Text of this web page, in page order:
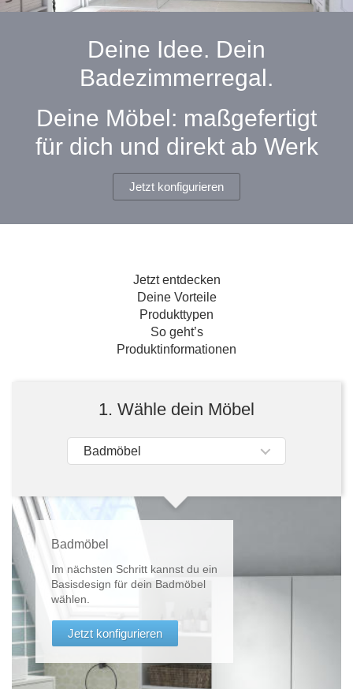
Schuhschrank
Hängeschrank
Hängeboard
TV-Möbel
Sideboard
Massivholz
Badregal
SpiegelschrankPolstermöbel
Sofa
Sessel
Hocker
Selection
Outdoorküche
der
Deine Idee. Dein
Badezimmerregal.
Deine Möbel: maßgefertigt
für dich und direkt ab Werk
Jetzt konfigurieren
Jetzt entdecken
Deine Vorteile
Produkttypen
So geht’s
Produktinformationen
1. Wähle dein Möbel
Badmöbel
Badmöbel
Im nächsten Schritt kannst du ein
Basisdesign für dein Badmöbel
wählen.
Jetzt konfigurieren
Kommoden
Massivholz-Schränke & -Regale
Wandboards